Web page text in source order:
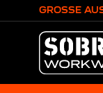
Zum InhaltGROSSE